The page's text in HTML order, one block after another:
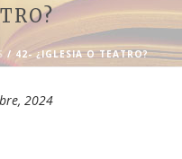
/ 42- ¿IGLESIA O TEATRO?
2024